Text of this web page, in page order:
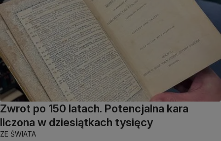
Zwrot po 150 latach. Potencjalna kara
liczona w dziesiątkach tysięcy
ZE ŚWIATA